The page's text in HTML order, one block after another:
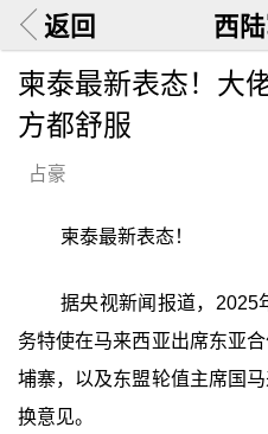
返回 西
柬泰最新表态！大
方都舒服
占豪
柬泰最新表态！
据央视新闻报道，2025
务特使在马来西亚出席东亚
埔寨，以及东盟轮值主席国
换意见。